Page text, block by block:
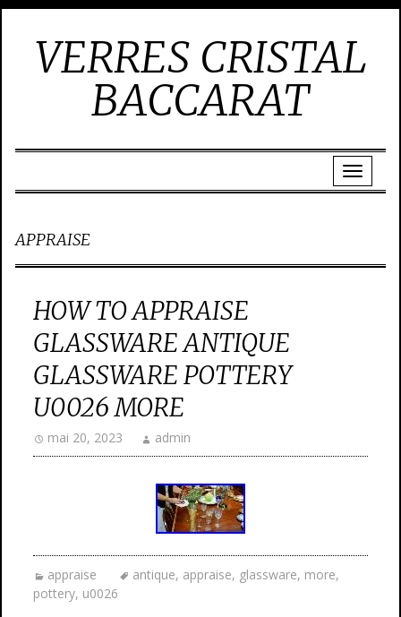
VERRES CRISTAL
BACCARAT
APPRAISE
HOW TO APPRAISE
GLASSWARE ANTIQUE
GLASSWARE POTTERY
U0026 MORE
mai 20, 2023 admin
appraise antique, appraise, glassware, more,
pottery, u0026